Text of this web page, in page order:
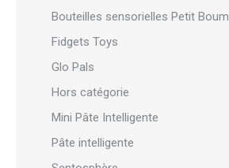
Bouteilles sensorielles Petit Boum
Fidgets Toys
Glo Pals
Hors catégorie
Mini Pâte Intelligente
Pâte intelligente